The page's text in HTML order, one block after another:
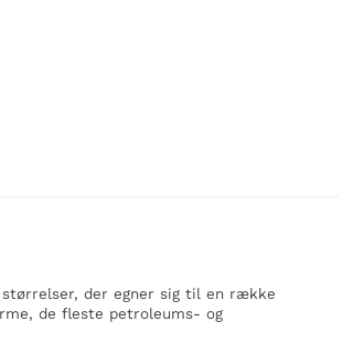
der egner sig til en række
de fleste petroleums- og